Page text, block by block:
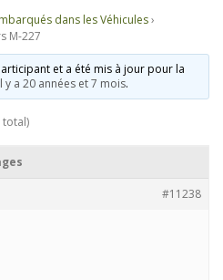
FORUMS S’INSCRIRE
dans les Véhicules›
M-227
et a été mis à jour pour la
y a 20 années et 7 mois.
total)
#11238